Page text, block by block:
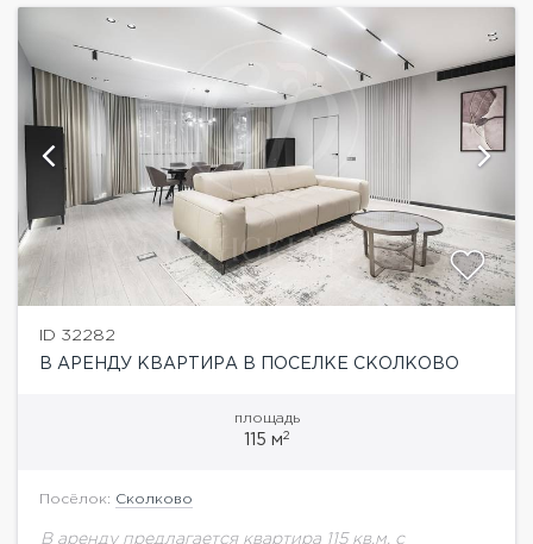
ID 32282
В АРЕНДУ КВАРТИРА В ПОСЕЛКЕ СКОЛКОВО
площадь
115 м2
Посёлок: Сколково
В аренду предлагается квартира 115 кв.м. с